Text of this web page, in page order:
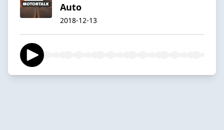
Auto
2018-12-13